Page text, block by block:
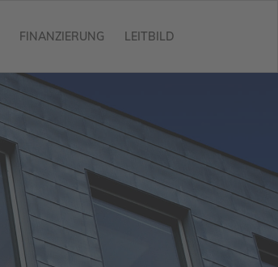
FINANZIERUNG LEITBILD